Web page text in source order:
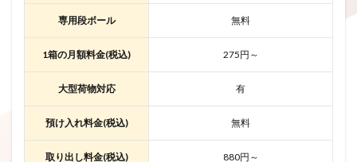
専用段ボール 無料
1箱の月額料金(税込) 275円～
大型荷物対応 有
預け入れ料金(税込) 無料
取り出し料金(税込) 880円～